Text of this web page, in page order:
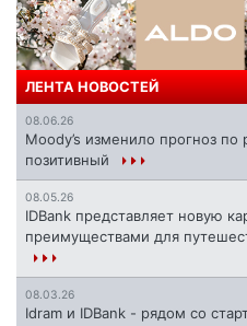
ЛЕНТА НОВОСТЕЙ
08.06.26
Moody’s изменило прогноз по
позитивный
08.05.26
IDBank представляет новую
преимуществами для
08.03.26
Idram и IDBank - рядом со